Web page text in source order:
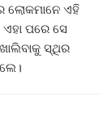
ଲୋକମାନେ ଏହି
ପରେ ସେ
ସ୍ଥିର